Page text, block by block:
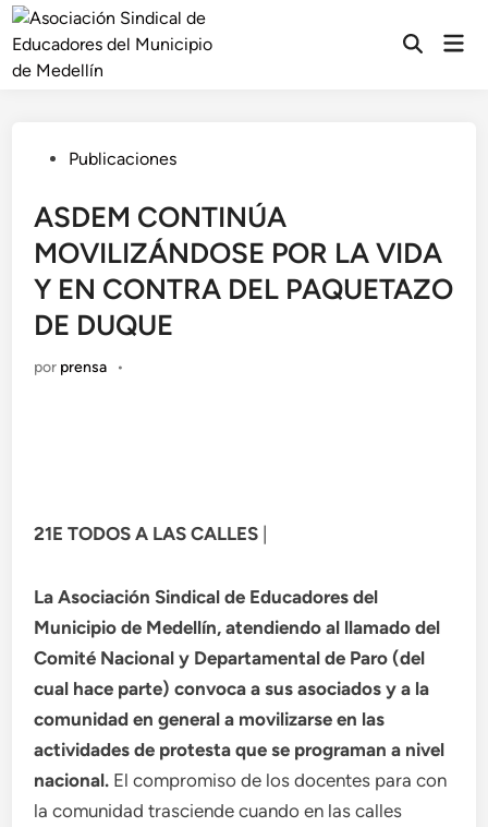
Saltar
contenido
Abrir
Publicado
Publicaciones
ASDEM CONTINÚA
MOVILIZÁNDOSE POR LA VIDA
Y EN CONTRA DEL PAQUETAZO
DE DUQUE
por prensa •
21E TODOS A LAS CALLES
La Asociación Sindical de Educadores del
Municipio de Medellín, atendiendo al llamado del
Comité Nacional y Departamental de Paro (del
cual hace parte) convoca a sus asociados y a la
comunidad en general a movilizarse en las
actividades de protesta que se programan a nivel
nacional. El compromiso de los docentes para con
la comunidad trasciende cuando en las calles